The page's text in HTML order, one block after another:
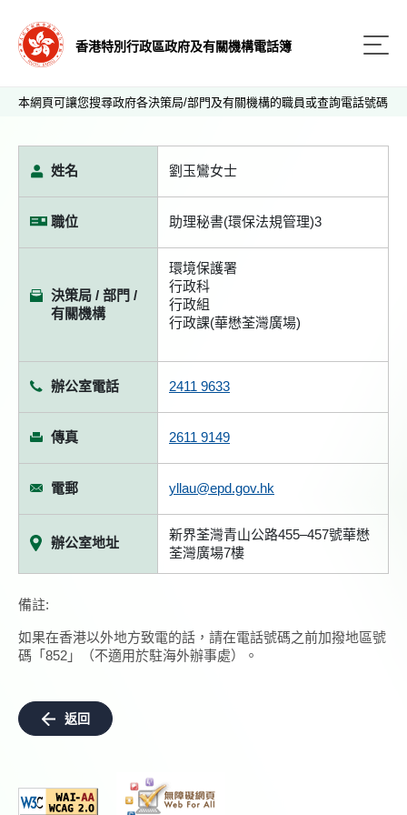
香港特別行政區政府及有關機構電話簿
本網頁可讓您搜尋政府各決策局/部門及有關機構的職員或查詢電話號碼
姓名 劉玉鸞女士
職位 助理秘書(環保法規管理)3
決策局 / 部門 /
有關機構
環境保護署
行政科
行政組
行政課(華懋荃灣廣場)
辦公室電話 2411 9633
傳真 2611 9149
電郵 yllau@epd.gov.hk
辦公室地址
新界荃灣青山公路455–457號華懋
荃灣廣場7樓
備註:
如果在香港以外地方致電的話，請在電話號碼之前加撥地區號
碼「852」（不適用於駐海外辦事處）。
返回